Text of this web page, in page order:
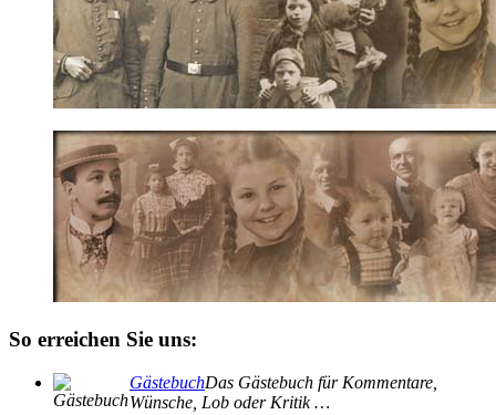
So erreichen Sie uns:
GästebuchDas Gästebuch für Kommentare,
Wünsche, Lob oder Kritik …